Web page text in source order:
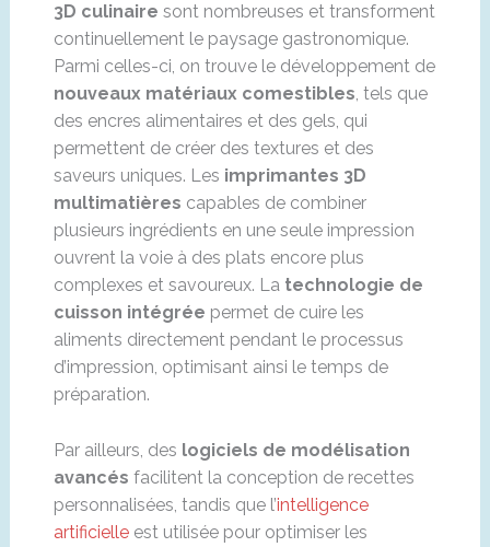
3D culinaire sont nombreuses et transforment
continuellement le paysage gastronomique.
Parmi celles-ci, on trouve le développement de
nouveaux matériaux comestibles, tels que
des encres alimentaires et des gels, qui
permettent de créer des textures et des
saveurs uniques. Les imprimantes 3D
multimatières capables de combiner
plusieurs ingrédients en une seule impression
ouvrent la voie à des plats encore plus
complexes et savoureux. La technologie de
cuisson intégrée permet de cuire les
aliments directement pendant le processus
d’impression, optimisant ainsi le temps de
préparation.
Par ailleurs, des logiciels de modélisation
avancés facilitent la conception de recettes
personnalisées, tandis que l’intelligence
artificielleest utilisée pour optimiser les